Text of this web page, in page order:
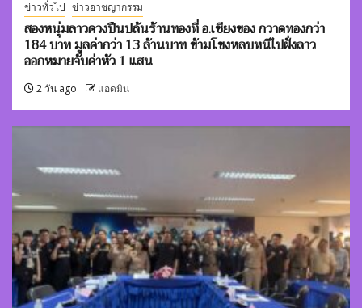
ข่าวทั่วไป ข่าวอาชญากรรม
สองหนุ่มลาวควงปืนปล้นร้านทองที่ อ.เชียงของ กวาดทองกว่า
184 บาท มูลค่ากว่า 13 ล้านบาท ข้ามโขงหลบหนีไปฝั่งลาว
ออกหมายจับค่าหัว 1 แสน
2 วัน ago แอดมิน